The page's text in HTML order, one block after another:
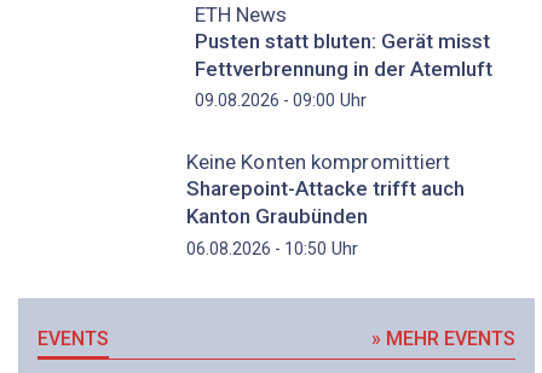
ETH News
Pusten statt bluten: Gerät misst
Fettverbrennung in der Atemluft
09.08.2026 - 09:00 Uhr
Keine Konten kompromittiert
Sharepoint-Attacke trifft auch
Kanton Graubünden
06.08.2026 - 10:50 Uhr
EVENTS » MEHR EVENTS